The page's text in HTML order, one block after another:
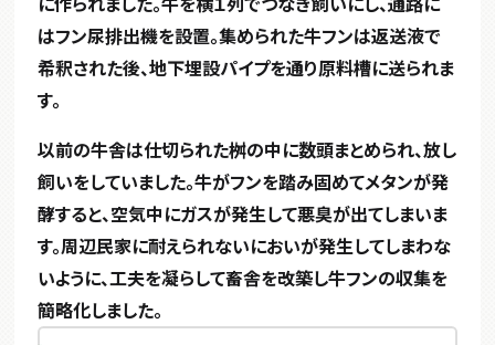
はフン尿排出機を設置。集められた牛フンは返送液で
希釈された後、地下埋設パイプを通り原料槽に送られま
す。
以前の牛舎は仕切られた桝の中に数頭まとめられ、放し
飼いをしていました。牛がフンを踏み固めてメタンが発
酵すると、空気中にガスが発生して悪臭が出てしまいま
す。周辺民家に耐えられないにおいが発生してしまわな
いように、工夫を凝らして畜舎を改築し牛フンの収集を
簡略化しました。